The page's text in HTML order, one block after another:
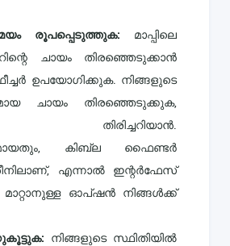
രൂപപ്പെടുത്തുക: മാപ്പിലെ
ചായം തിരഞ്ഞെടുക്കാൻ
ഉപയോഗിക്കുക. നിങ്ങളുടെ
ചായം തിരഞ്ഞെടുക്കുക,
തിരിച്ചറിയാൻ.
കിബ്ല ഫൈണ്ടർ
എന്നാൽ ഇന്റർഫേസ്
ഓപ്ഷൻ നിങ്ങൾക്ക്
നിങ്ങളുടെ സ്ഥിതിയിൽ